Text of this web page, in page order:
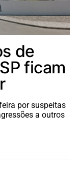
de
ficam
por suspeitas
a outros